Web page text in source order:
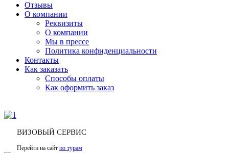
Отзывы
О компании
Реквизиты
О компании
Мы в прессе
Политика конфиденциальности
Контакты
Как заказать
Способы оплаты
Как оформить заказ
ВИЗОВЫЙ СЕРВИС
Перейти на сайт по турам